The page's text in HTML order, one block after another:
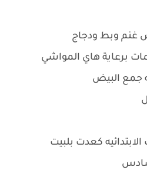
غنم وبط ودجاج
برعاية هاي المواشي
جمع البيض
كعدت بلبيت